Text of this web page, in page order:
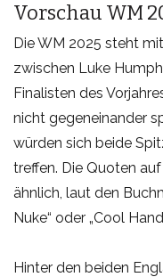
Vorschau WM
Die WM 2025 steht
zwischen Luke
Finalisten des
nicht gegeneinander
würden sich beide
treffen. Die Quoten
ähnlich, laut den
Nuke“ oder „Cool
Hinter den beiden